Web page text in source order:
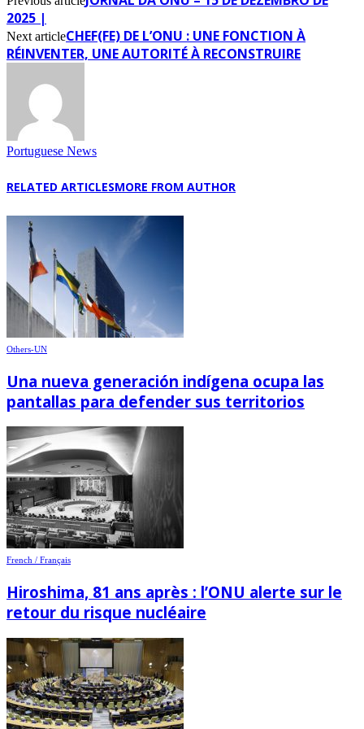
2025 |
Next articleCHEF(FE) DE L’ONU : UNE FONCTION À
RÉINVENTER, UNE AUTORITÉ À RECONSTRUIRE
Portuguese News
RELATED ARTICLESMORE FROM AUTHOR
Others-UN
Una nueva generación indígena ocupa las
pantallas para defender sus territorios
French / Français
Hiroshima, 81 ans après : l’ONU alerte sur le
retour du risque nucléaire